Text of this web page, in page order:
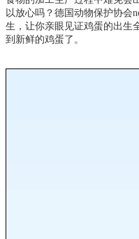
以放心吗？德国动物保护协会
生，让你亲眼见证鸡蛋的出生
到新鲜的鸡蛋了。